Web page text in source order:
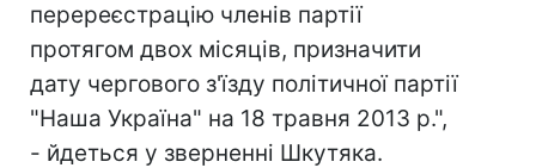
перереєстрацію членів партії
протягом двох місяців, призначити
дату чергового з'їзду політичної партії
"Наша Україна" на 18 травня 2013 р.",
- йдеться у зверненні Шкутяка.